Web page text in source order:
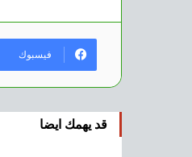
فيسبوك
قد يهمك ايضا